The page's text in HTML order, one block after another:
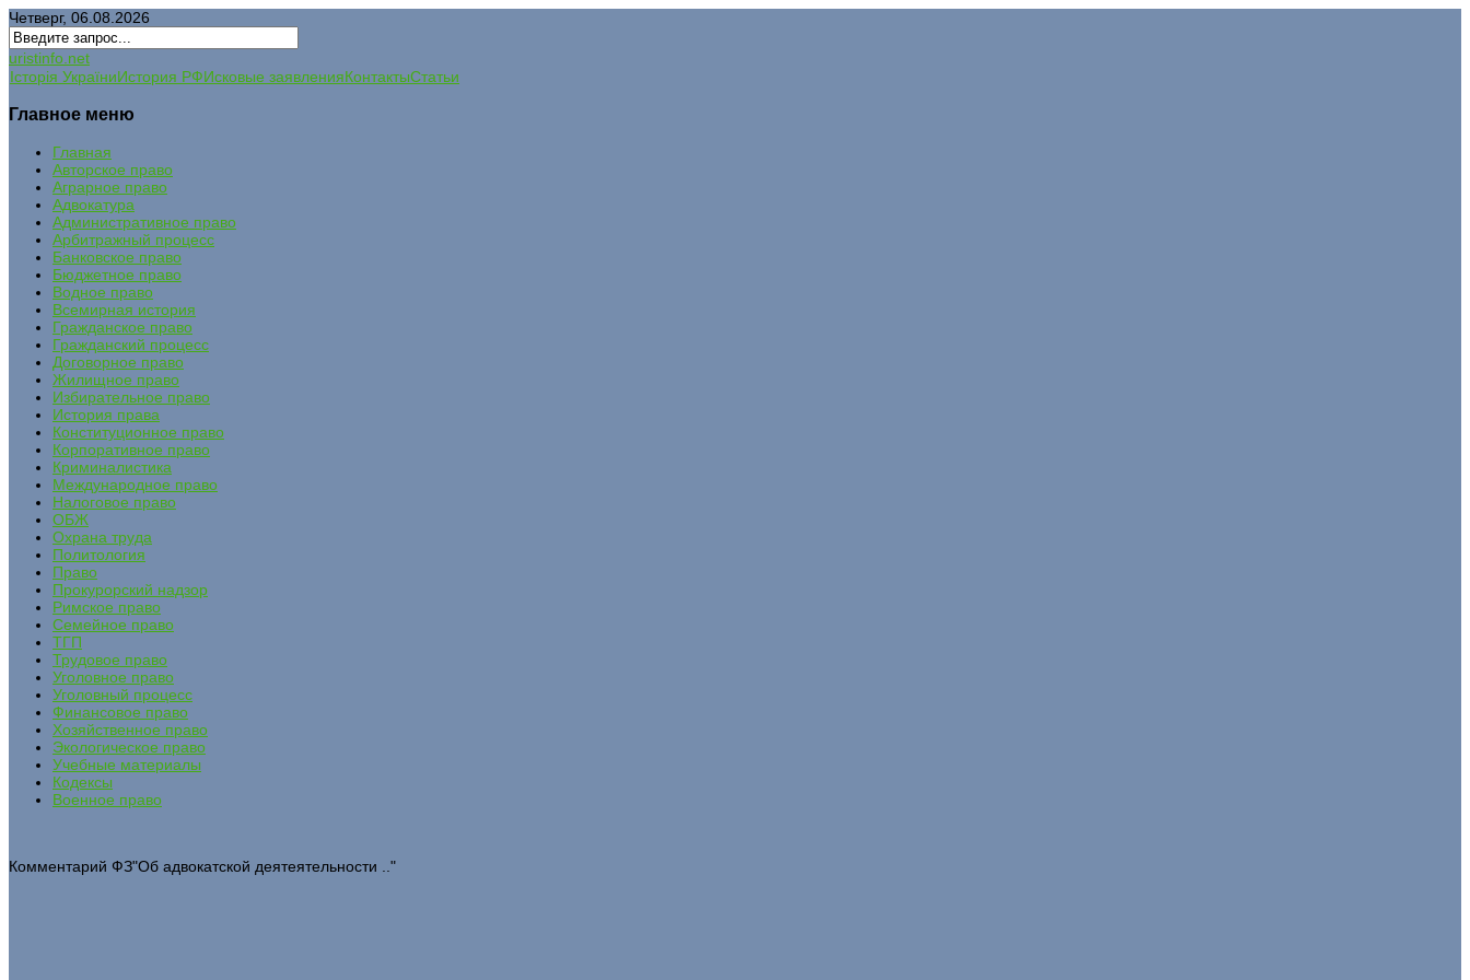
Четверг, 06.08.2026
uristinfo.net
Історія УкраїниИстория РФИсковые заявленияКонтактыСтатьи
Главное меню
Главная
Авторское право
Аграрное право
Адвокатура
Административное право
Арбитражный процесс
Банковское право
Бюджетное право
Водное право
Всемирная история
Гражданское право
Гражданский процесс
Договорное право
Жилищное право
Избирательное право
История права
Конституционное право
Корпоративное право
Криминалистика
Международное право
Налоговое право
ОБЖ
Охрана труда
Политология
Право
Прокурорский надзор
Римское право
Семейное право
ТГП
Трудовое право
Уголовное право
Уголовный процесс
Финансовое право
Хозяйственное право
Экологическое право
Учебные материалы
Кодексы
Военное право
Комментарий ФЗ"Об адвокатской деятеятельности .."